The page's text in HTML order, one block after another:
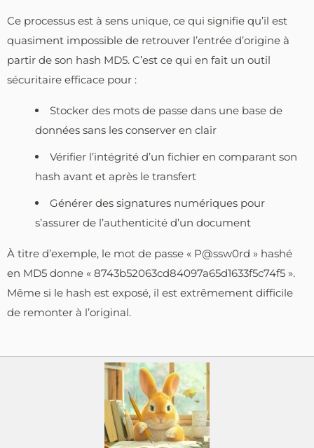
Ce processus est à sens unique, ce qui signifie qu’il est
quasiment impossible de retrouver l’entrée d’origine à
partir de son hash MD5. C’est ce qui en fait un outil
sécuritaire efficace pour :
Stocker des mots de passe dans une base de
données sans les conserver en clair
Vérifier l’intégrité d’un fichier en comparant son
hash avant et après le transfert
Générer des signatures numériques pour
s’assurer de l’authenticité d’un document
À titre d’exemple, le mot de passe « P@ssw0rd » hashé
en MD5 donne « 8743b52063cd84097a65d1633f5c74f5 ».
Même si le hash est exposé, il est extrêmement difficile
de remonter à l’original.